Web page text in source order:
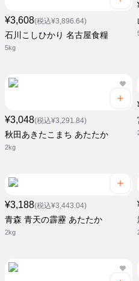
¥3,608(税込¥3,896.64)
石川こしひかり 名古屋食糧
5kg
¥3,048(税込¥3,291.84)
秋田あきたこまち あたたか
2kg
¥3,188(税込¥3,443.04)
青森 青天の霹靂 あたたか
2kg